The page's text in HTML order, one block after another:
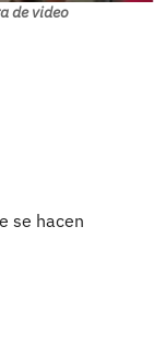
de video
se hacen